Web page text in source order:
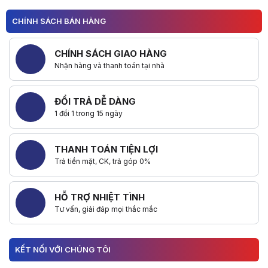
CHÍNH SÁCH BÁN HÀNG
CHÍNH SÁCH GIAO HÀNG
Nhận hàng và thanh toán tại nhà
ĐỔI TRẢ DỄ DÀNG
1 đổi 1 trong 15 ngày
THANH TOÁN TIỆN LỢI
Trả tiền mặt, CK, trả góp 0%
HỖ TRỢ NHIỆT TÌNH
Tư vấn, giải đáp mọi thắc mắc
KẾT NỐI VỚI CHÚNG TÔI